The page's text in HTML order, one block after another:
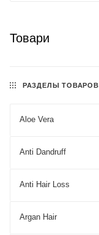
Товари
РАЗДЕЛЫ ТОВАРОВ
Aloe Vera
Anti Dandruff
Anti Hair Loss
Argan Hair